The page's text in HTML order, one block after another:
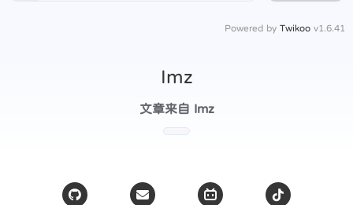
Powered by Twikoo v1.6.41
Imz
文章来自 Imz